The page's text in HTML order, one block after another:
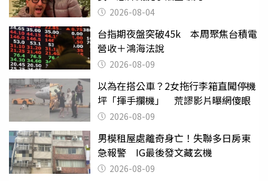
2026-08-04
台指期夜盤突破45k 本周聚焦台積電
營收＋鴻海法說
2026-08-09
以為在搭公車？2女拖行李箱直闖停機
坪「揮手攔機」 荒謬影片曝網傻眼
2026-08-09
男模租屋處離奇身亡！失聯多日房東
急報警 IG最後發文藏玄機
2026-08-09